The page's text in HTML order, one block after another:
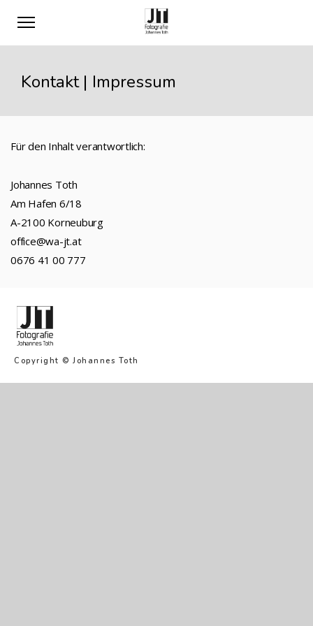
Kontakt | Impressum
Für den Inhalt verantwortlich:
Johannes Toth
Am Hafen 6/18
A-2100 Korneuburg
office@wa-jt.at
0676 41 00 777
Copyright © Johannes Toth